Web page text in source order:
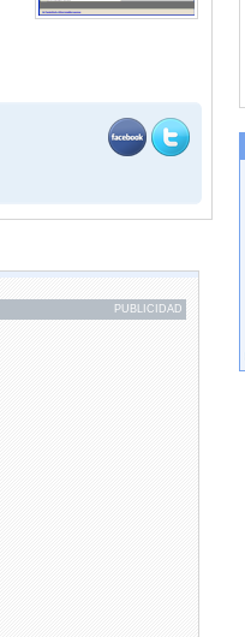
PUBLICIDAD